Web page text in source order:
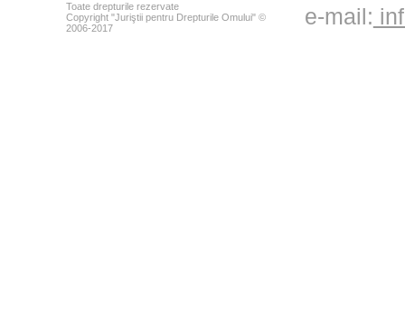
Toate drepturile rezervate
Copyright "Juriştii pentru Drepturile Omului" ©
2006-2017
e-mail: